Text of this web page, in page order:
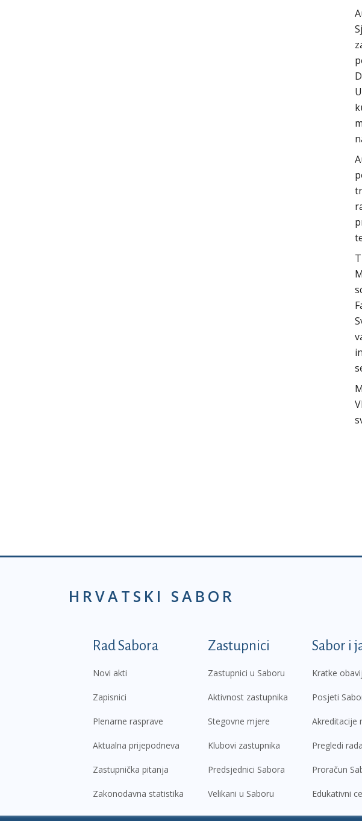
HRVATSKI SABOR
Podnožje prvi izbornik
Rad Sabora
Novi akti
Zapisnici
Plenarne rasprave
Aktualna prijepodneva
Zastupnička pitanja
Zakonodavna statistika
Zastupnici
Zastupnici u Saboru
Aktivnost zastupnika
Stegovne mjere
Klubovi zastupnika
Predsjednici Sabora
Velikani u Saboru
Sabor i
Kratke
Posjeti
Akreditacije
Pregledi rada
Proračun
Edukativni